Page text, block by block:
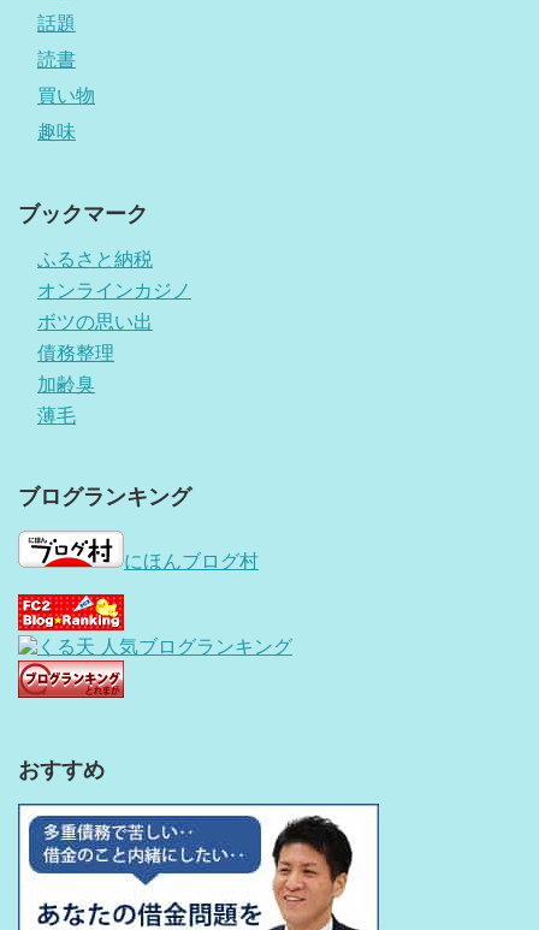
話題
読書
買い物
趣味
ブックマーク
ふるさと納税
オンラインカジノ
ボツの思い出
債務整理
加齢臭
薄毛
ブログランキング
にほんブログ村
おすすめ